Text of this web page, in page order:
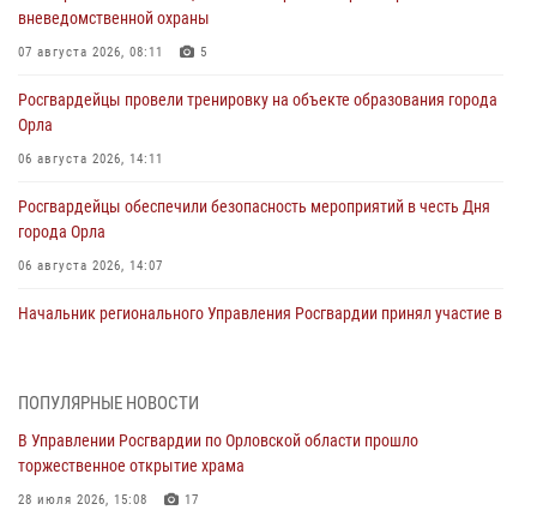
вневедомственной охраны
07 августа 2026, 08:11 5
Росгвардейцы провели тренировку на объекте образования города
Орла
06 августа 2026, 14:11
Росгвардейцы обеспечили безопасность мероприятий в честь Дня
города Орла
06 августа 2026, 14:07
Начальник регионального Управления Росгвардии принял участие в
первое полугодие
05 августа 2026, 13:12
ПОПУЛЯРНЫЕ НОВОСТИ
В Управлении Росгвардии по Орловской области прошло
торжественное открытие храма
28 июля 2026, 15:08 17